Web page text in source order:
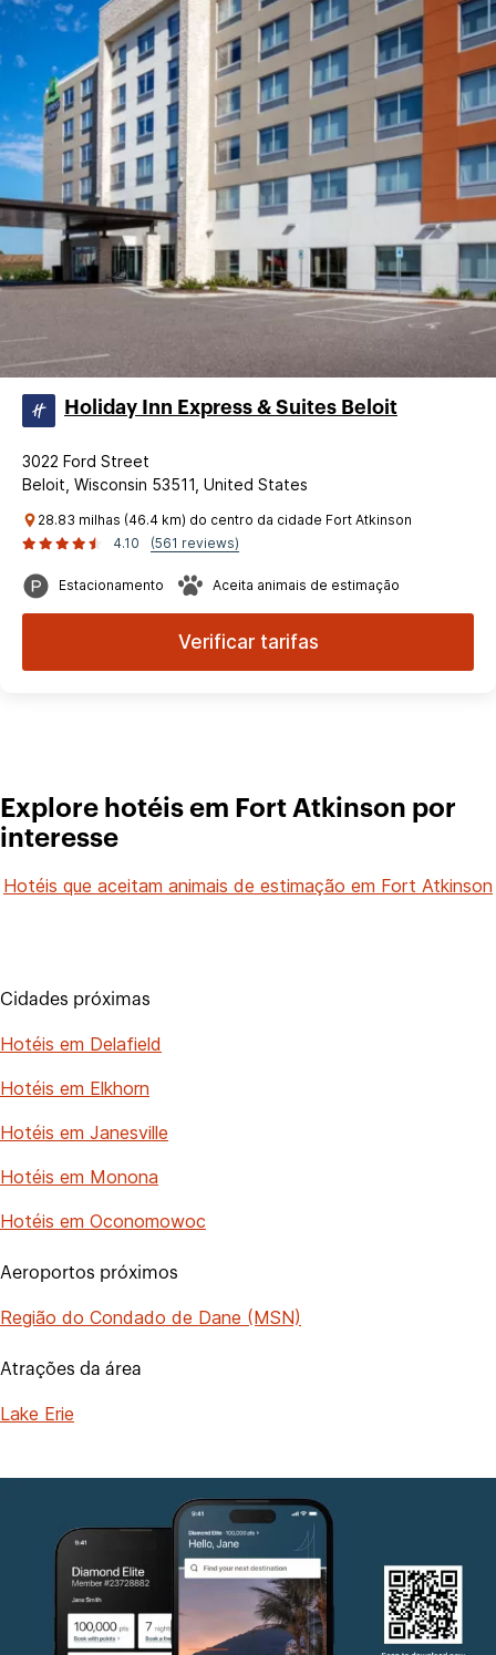
Holiday Inn Express & Suites Beloit
3022 Ford Street
Beloit, Wisconsin 53511, United States
28.83 milhas (46.4 km) do centro da cidade Fort Atkinson
4.10
(561 reviews)
Estacionamento Aceita animais de estimação
Verificar tarifas
Explore hotéis em Fort Atkinson por
interesse
Hotéis que aceitam animais de estimação em Fort Atkinson
Cidades próximas
Hotéis em Delafield
Hotéis em Elkhorn
Hotéis em Janesville
Hotéis em Monona
Hotéis em Oconomowoc
Aeroportos próximos
Região do Condado de Dane (MSN)
Atrações da área
Lake Erie